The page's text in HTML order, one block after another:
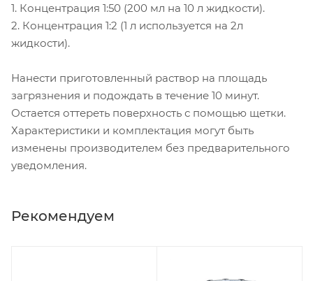
1. Концентрация 1:50 (200 мл на 10 л жидкости).
2. Концентрация 1:2 (1 л используется на 2л
жидкости).
Нанести приготовленный раствор на площадь
загрязнения и подождать в течение 10 минут.
Остается оттереть поверхность с помощью щетки.
Характеристики и комплектация могут быть
изменены производителем без предварительного
уведомления.
Рекомендуем